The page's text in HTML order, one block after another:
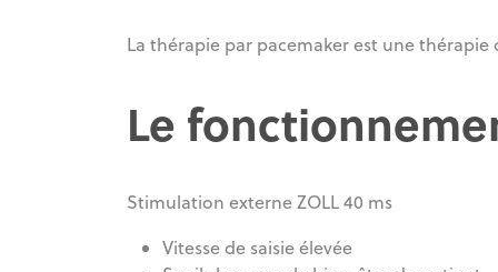
La thérapie par pacemaker est une
Le
Stimulation externe ZOLL 40 ms
Vitesse de saisie élevée